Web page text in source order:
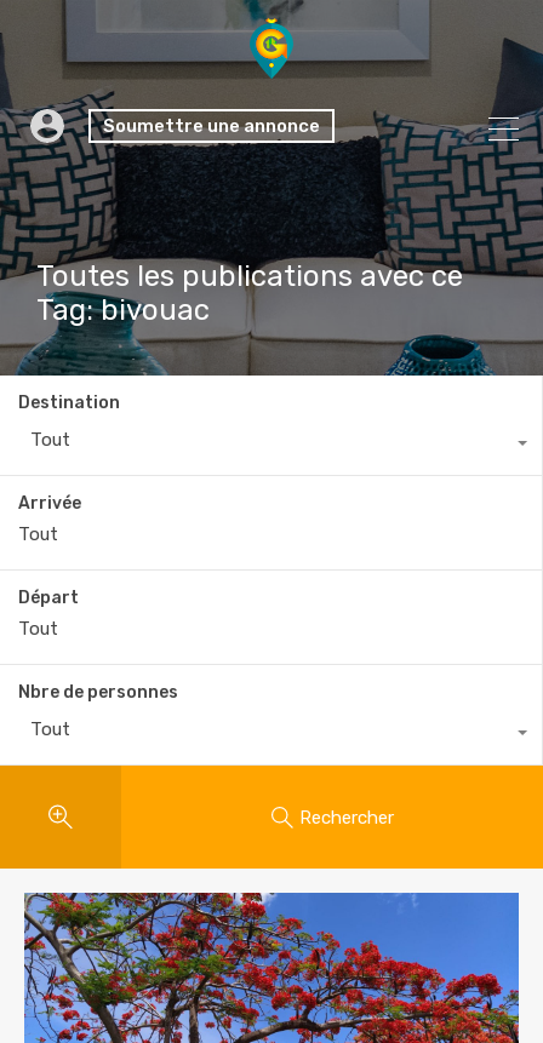
Soumettre une annonce
Toutes les publications avec ce
Tag: bivouac
Destination
Tout
Arrivée
Départ
Nbre de personnes
Tout
Rechercher